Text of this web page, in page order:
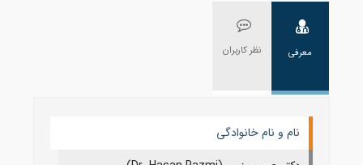
معرفی نظر کاربران
نام و نام خانوادگی